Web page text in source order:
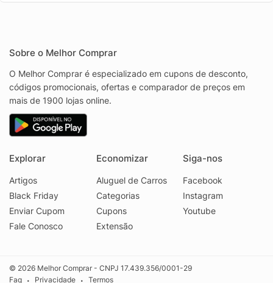
Sobre o Melhor Comprar
O Melhor Comprar é especializado em cupons de desconto,
códigos promocionais, ofertas e comparador de preços em
mais de 1900 lojas online.
Explorar
Artigos
Black Friday
Enviar Cupom
Fale Conosco
Economizar
Aluguel de Carros
Categorias
Cupons
Extensão
Siga-nos
Facebook
Instagram
Youtube
© 2026 Melhor Comprar - CNPJ 17.439.356/0001-29
Faq
• Privacidade • Termos